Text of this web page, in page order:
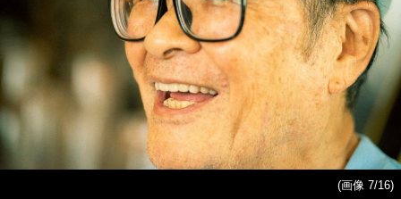
(画像 7/16)